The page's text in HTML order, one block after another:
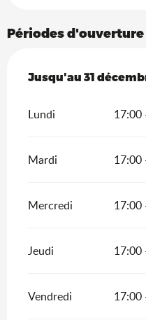
Périodes d'ouverture
Du4 janvier 2026au
Jusqu'au 31
Lundi 17:00
Mardi 17:00
Mercredi 17:00
Jeudi 17:00
Vendredi 17:00